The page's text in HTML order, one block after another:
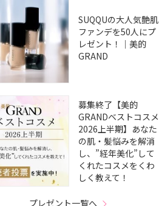
SUQQUの大人気艶肌
ファンデを50人にプ
レゼント！｜美的
GRAND
募集終了【美的
GRANDベストコスメ
2026上半期】あなた
の肌・髪悩みを解消
し、”経年美化”して
くれたコスメをくわ
しく教えて！
プレゼント一覧へ